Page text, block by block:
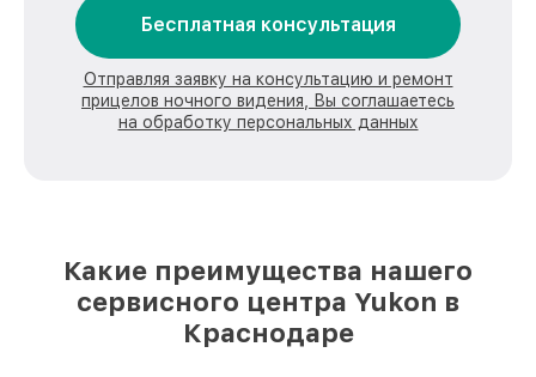
Бесплатная консультация
Отправляя заявку на консультацию и ремонт
прицелов ночного видения, Вы соглашаетесь
на обработку персональных данных
Какие преимущества нашего
сервисного центра Yukon в
Краснодаре